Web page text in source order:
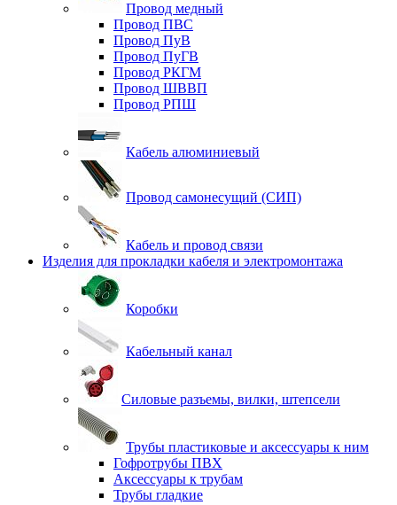
Провод медный
Провод ПВС
Провод ПуВ
Провод ПуГВ
Провод РКГМ
Провод ШВВП
Провод РПШ
Кабель алюминиевый
Провод самонесущий (СИП)
Кабель и провод связи
Изделия для прокладки кабеля и электромонтажа
Коробки
Кабельный канал
Силовые разъемы, вилки, штепсели
Трубы пластиковые и аксессуары к ним
Гофротрубы ПВХ
Аксессуары к трубам
Трубы гладкие